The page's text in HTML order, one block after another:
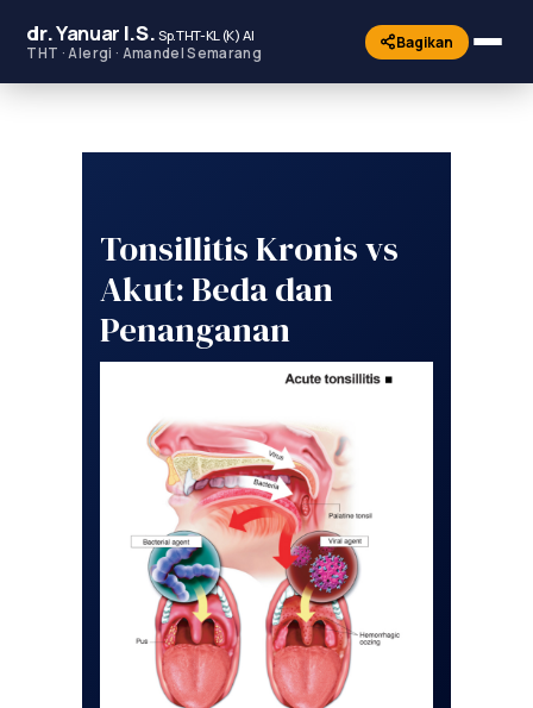
dr.Yanuar I.S.Sp.THT-KL (K) AI
THT · Alergi · Amandel Semarang
Bagikan
Tonsillitis Kronis vs
Akut: Beda dan
Penanganan